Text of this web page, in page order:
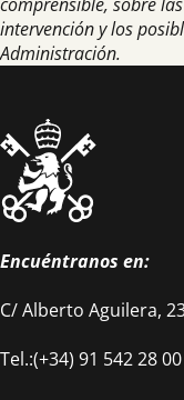
intervención y los
Administración.
Encuéntranos en:
C/ Alberto Aguilera,
Tel.:(+34) 91 542 28 00